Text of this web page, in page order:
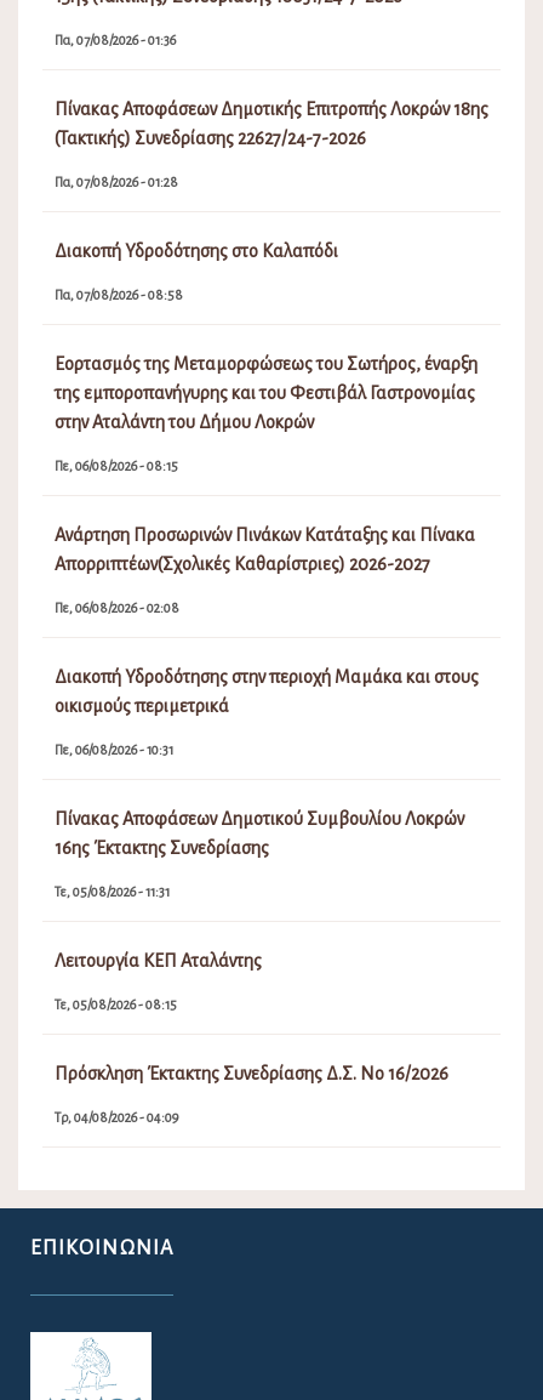
Πα, 07/08/2026 - 01:36
Πίνακας Αποφάσεων Δημοτικής Επιτροπής Λοκρών 18ης
(Τακτικής) Συνεδρίασης 22627/24-7-2026
Πα, 07/08/2026 - 01:28
Διακοπή Υδροδότησης στο Καλαπόδι
Πα, 07/08/2026 - 08:58
Εορτασμός της Μεταμορφώσεως του Σωτήρος, έναρξη
της εμποροπανήγυρης και του Φεστιβάλ Γαστρονομίας
στην Αταλάντη του Δήμου Λοκρών
Πε, 06/08/2026 - 08:15
Ανάρτηση Προσωρινών Πινάκων Κατάταξης και Πίνακα
Απορριπτέων(Σχολικές Καθαρίστριες) 2026-2027
Πε, 06/08/2026 - 02:08
Διακοπή Υδροδότησης στην περιοχή Μαμάκα και στους
οικισμούς περιμετρικά
Πε, 06/08/2026 - 10:31
Πίνακας Αποφάσεων Δημοτικού Συμβουλίου Λοκρών
16ης Έκτακτης Συνεδρίασης
Τε, 05/08/2026 - 11:31
Λειτουργία ΚΕΠ Αταλάντης
Τε, 05/08/2026 - 08:15
Πρόσκληση Έκτακτης Συνεδρίασης Δ.Σ. Νο 16/2026
Τρ, 04/08/2026 - 04:09
ΕΠΙΚΟΙΝΩΝΊΑ